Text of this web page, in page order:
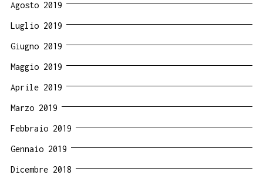
Agosto 2019
Luglio 2019
Giugno 2019
Maggio 2019
Aprile 2019
Marzo 2019
Febbraio 2019
Gennaio 2019
Dicembre 2018